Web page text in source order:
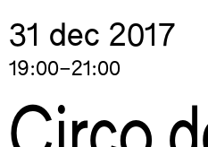
to
content
31 dec 2017
19:00–21:00